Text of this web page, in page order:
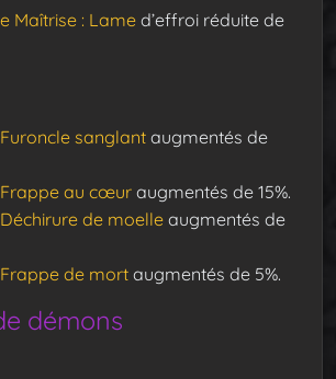
Maîtrise : Lamed’effroi réduite de
Furoncle sanglant augmentés de
Frappe au cœur augmentés de 15%.
Déchirure de moelle augmentés de
Frappe de mort augmentés de 5%.
démons